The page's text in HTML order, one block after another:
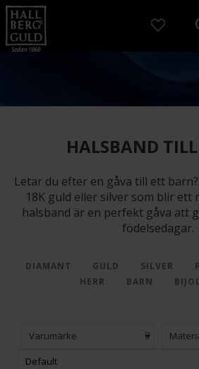
HALSBAND
Letar du efter en gåva till ett
18K guld eller silver som blir ett
halsband är en perfekt gåva att
födelsedagar.
DIAMANT GULD SILVER
HERR
BARN
Varumärke
Default